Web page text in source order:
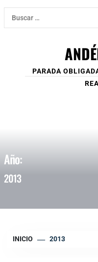
Ir
contenido
Buscar:
PARADA
Año:
2013
INICIO 2013